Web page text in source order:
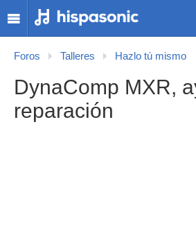
Foros Talleres Hazlo tú mismo
DynaComp MXR,
reparación